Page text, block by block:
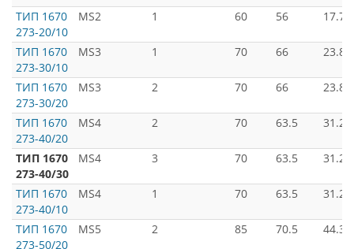
ТИП 1670
273-20/10
MS2 1 60 56
ТИП 1670
273-30/10
MS3 1 70 66
ТИП 1670
273-30/20
MS3 2 70 66
ТИП 1670
273-40/20
MS4 2 70 63.5
ТИП 1670
273-40/30
MS4 3 70 63.5
ТИП 1670
273-40/10
MS4 1 70 63.5
ТИП 1670
273-50/20
MS5 2 85 70.5